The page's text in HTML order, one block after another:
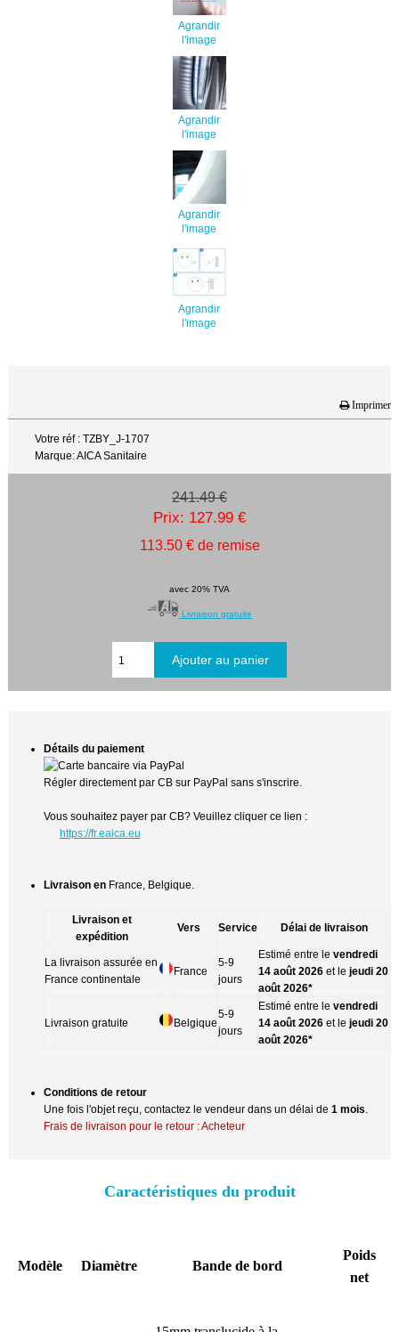
Agrandir
l'image
Agrandir
l'image
Agrandir
l'image
Agrandir
l'image
Imprimer
Votre réf : TZBY_J-1707
Marque: AICA Sanitaire
241.49 €
Prix: 127.99 €
113.50 € de remise
avec 20% TVA
Livraison gratuite
Détails du paiement
Régler directement par CB sur PayPal sans s'inscrire.
Vous souhaitez payer par CB? Veuillez cliquer ce lien :
https://fr.eaica.eu
Livraison en France, Belgique.
Livraison et
expédition
Vers Service Délai de livraison
La livraison assurée en
France continentale
France
5-9
jours
Estimé entre levendredi
14 août 2026 et lejeudi 20
août 2026*
Livraison gratuite Belgique
5-9
jours
Estimé entre levendredi
14 août 2026 et lejeudi 20
août 2026*
Conditions de retour
Une fois l'objet reçu, contactez le vendeur dans un délai de1 mois
Frais de livraison pour le retour : Acheteur
Caractéristiques du produit
Modèle Diamètre Bande de bord
Poids
net